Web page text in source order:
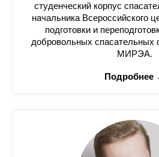
студенческий корпус
начальника Всероссийского
подготовки и
добровольных
МИРЭА.
Подробнее